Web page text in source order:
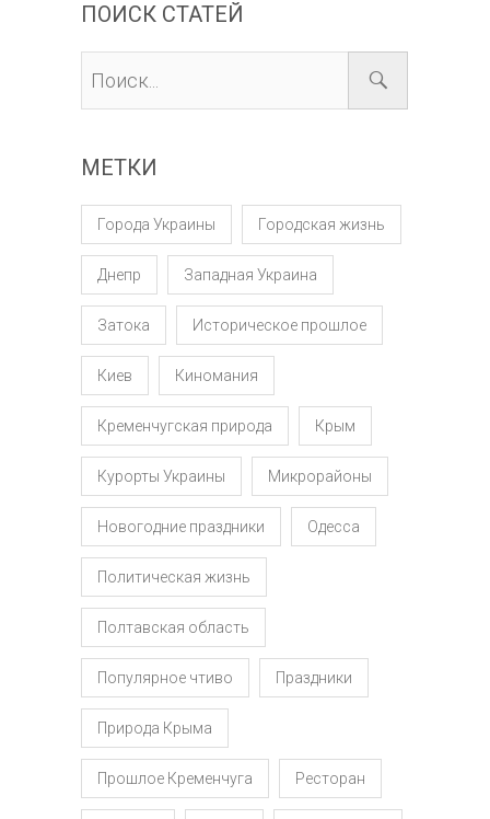
ПОИСК СТАТЕЙ
МЕТКИ
Города Украины Городская жизнь
Днепр Западная Украина
Затока Историческое прошлое
Киев Киномания
Кременчугская природа Крым
Курорты Украины Микрорайоны
Новогодние праздники Одесса
Политическая жизнь
Полтавская область
Популярное чтиво Праздники
Природа Крыма
Прошлое Кременчуга Ресторан